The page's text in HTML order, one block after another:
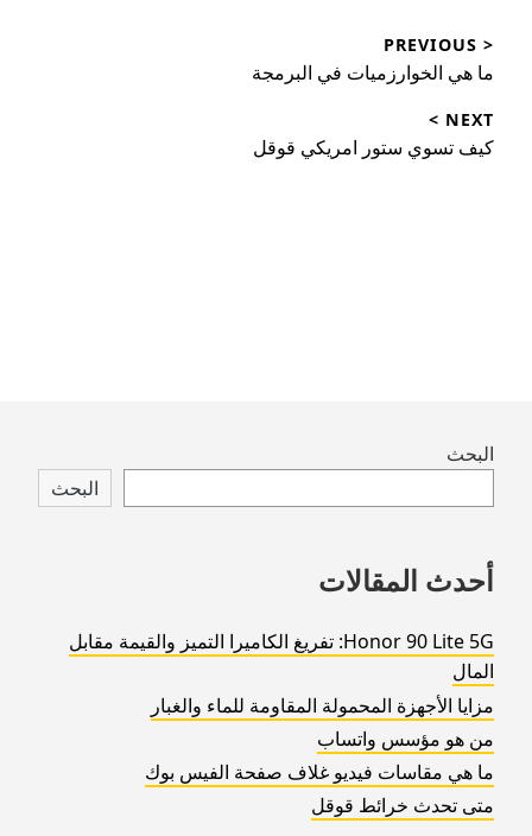
المقالات
< PREVIOUS
Previous
ما هي الخوارزميات في البرمجة
NEXT >
Next
كيف تسوي ستور امريكي قوقل
Skip
footer
البحث
البحث
أحدث المقالات
Honor 90 Lite 5G: تفريغ الكاميرا التميز والقيمة مقابل
المال
مزايا الأجهزة المحمولة المقاومة للماء والغبار
من هو مؤسس واتساب
ما هي مقاسات فيديو غلاف صفحة الفيس بوك
متى تحدث خرائط قوقل